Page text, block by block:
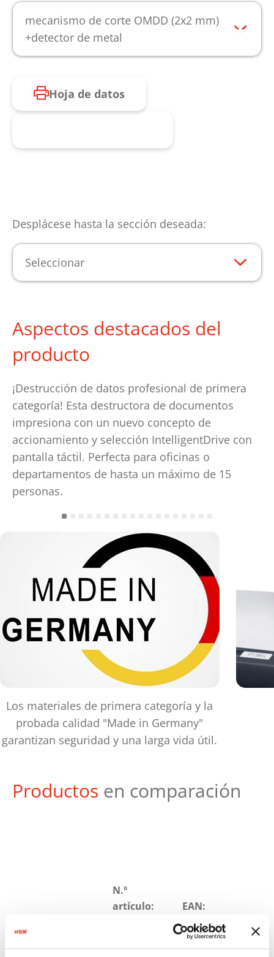
mecanismo de corte OMDD (2x2 mm)
+detector de metal
Hoja de datos
Desplácese hasta la sección deseada:
Seleccionar
Aspectos destacados del
producto
¡Destrucción de datos profesional de primera
categoría! Esta destructora de documentos
impresiona con un nuevo concepto de
accionamiento y selección IntelligentDrive con
pantalla táctil. Perfecta para oficinas o
departamentos de hasta un máximo de 15
personas.
Los materiales de primera categoría y la
probada calidad "Made in Germany"
garantizan seguridad y una larga vida útil.
Productos en comparación
N.º
artículo:
EAN:
HSM
SECURIO
4026631058674